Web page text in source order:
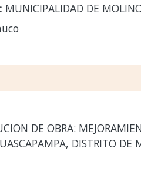
MUNICIPALIDAD DE
DE OBRA:
DISTRITO